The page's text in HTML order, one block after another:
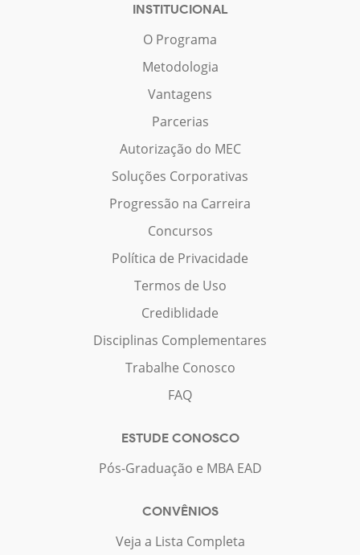
INSTITUCIONAL
O Programa
Metodologia
Vantagens
Parcerias
Autorização do MEC
Soluções Corporativas
Progressão na Carreira
Concursos
Política de Privacidade
Termos de Uso
Crediblidade
Disciplinas Complementares
Trabalhe Conosco
FAQ
ESTUDE CONOSCO
Pós-Graduação e MBA EAD
CONVÊNIOS
Veja a Lista Completa